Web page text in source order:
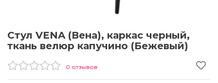
Стул VENA (Вена), каркас черный,
ткань велюр капучино (Бежевый)
0 отзывов